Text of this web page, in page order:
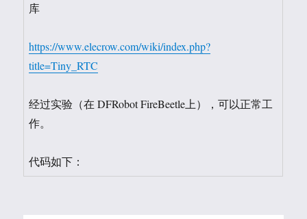
库
https://www.elecrow.com/wiki/index.php?
title=Tiny_RTC
经过实验（在 DFRobot FireBeetle上），可以正常工
作。
代码如下：